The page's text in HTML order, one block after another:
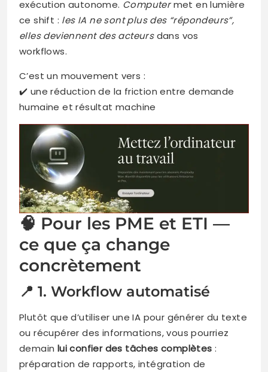
exécution autonome. Computermet en lumière
ce shift : les IA ne sont plus des “répondeurs”,
elles deviennent des acteursdans vos
workflows.
C’est un mouvement vers :
✔️ une réduction de la friction entre demande
humaine et résultat machine
🧠 Pour les PME et ETI —
ce que ça change
concrètement
📍 1. Workflow automatisé
Plutôt que d’utiliser une IA pour générer du texte
ou récupérer des informations, vous pourriez
demain lui confier des tâches complètes :
préparation de rapports, intégration de